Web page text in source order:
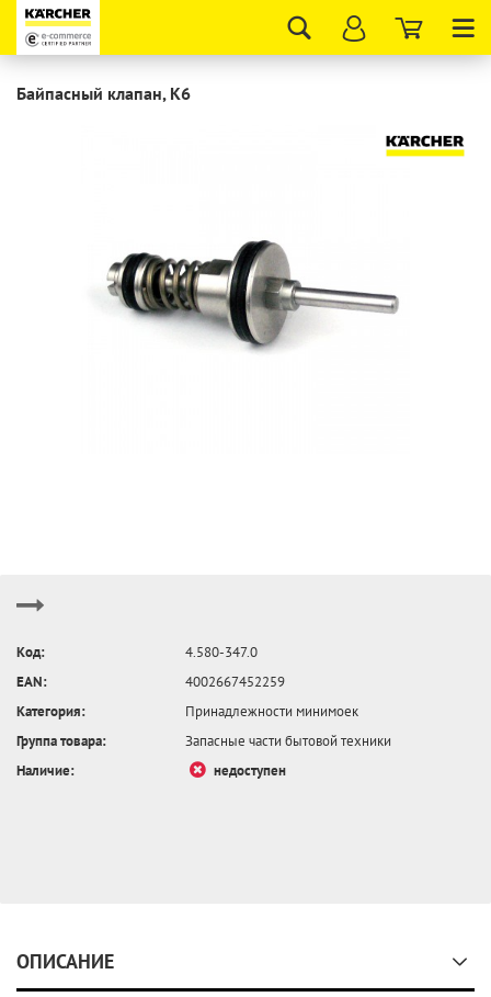
Байпасный клапан, K6
Код:
4.580-347.0
EAN:
4002667452259
Категория:
Принадлежности минимоек
Группа товара:
Запасные части бытовой техники
Наличие:
недоступен
ОПИСАНИЕ